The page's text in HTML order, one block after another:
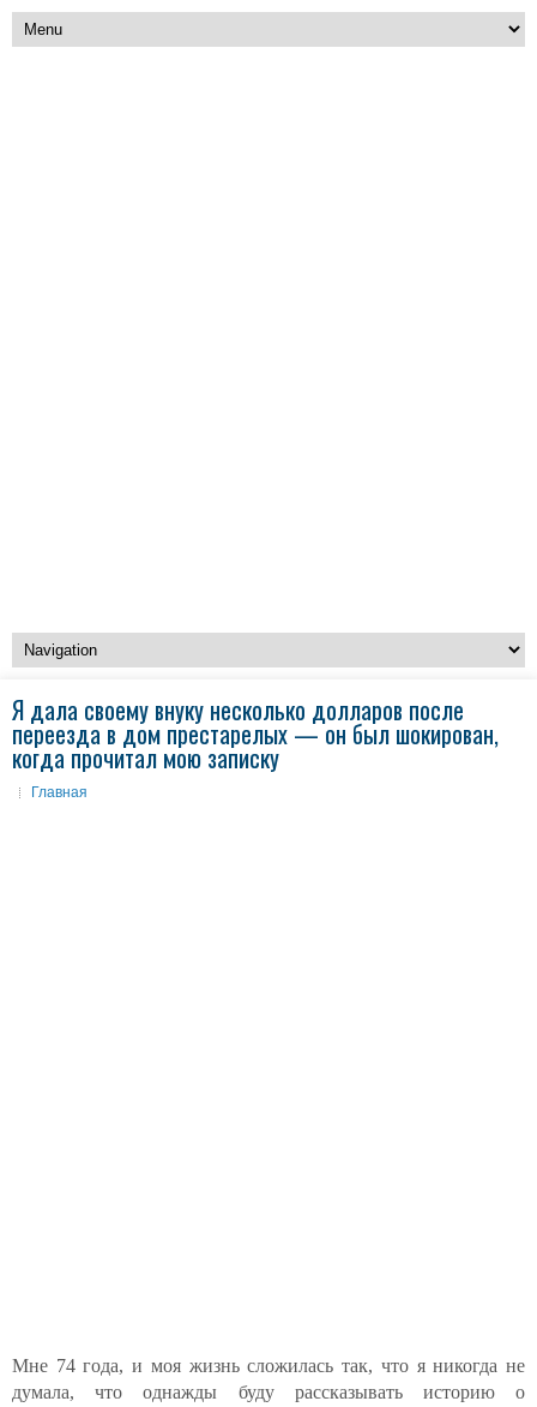
Я дала своему внуку несколько долларов после
переезда в дом престарелых — он был шокирован,
когда прочитал мою записку
Главная
Мне 74 года, и моя жизнь сложилась так, что я никогда не
думала, что однажды буду рассказывать историю о